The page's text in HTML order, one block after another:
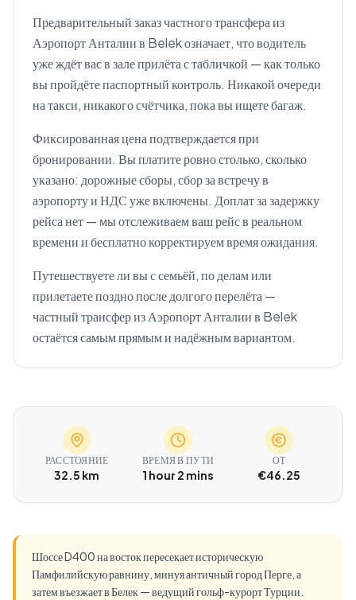
Предварительный заказ частного трансфера из
Аэропорт Анталии в Belek означает, что водитель
уже ждёт вас в зале прилёта с табличкой — как только
вы пройдёте паспортный контроль. Никакой очереди
на такси, никакого счётчика, пока вы ищете багаж.
Фиксированная цена подтверждается при
бронировании. Вы платите ровно столько, сколько
указано: дорожные сборы, сбор за встречу в
аэропорту и НДС уже включены. Доплат за задержку
рейса нет — мы отслеживаем ваш рейс в реальном
времени и бесплатно корректируем время ожидания.
Путешествуете ли вы с семьёй, по делам или
прилетаете поздно после долгого перелёта —
частный трансфер из Аэропорт Анталии в Belek
остаётся самым прямым и надёжным вариантом.
РАССТОЯНИЕ
32.5 km
ВРЕМЯ В ПУТИ
1 hour 2 mins
ОТ
€46.25
Шоссе D400 на восток пересекает историческую
Памфилийскую равнину, минуя античный город Перге, а
затем въезжает в Белек — ведущий гольф-курорт Турции.